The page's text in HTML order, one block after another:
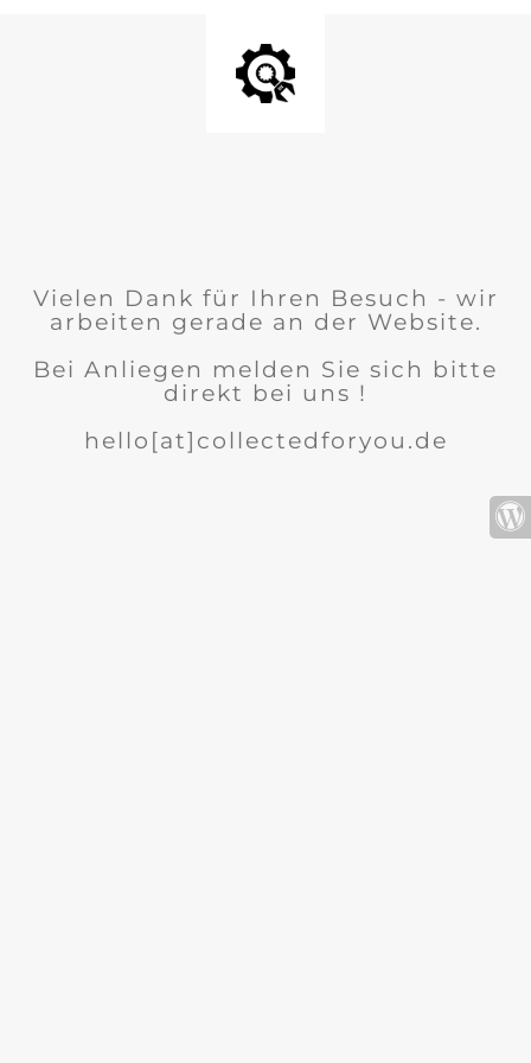
Vielen Dank für Ihren Besuch - wir
arbeiten gerade an der Website.
Bei Anliegen melden Sie sich bitte
direkt bei uns !
hello[at]collectedforyou.de